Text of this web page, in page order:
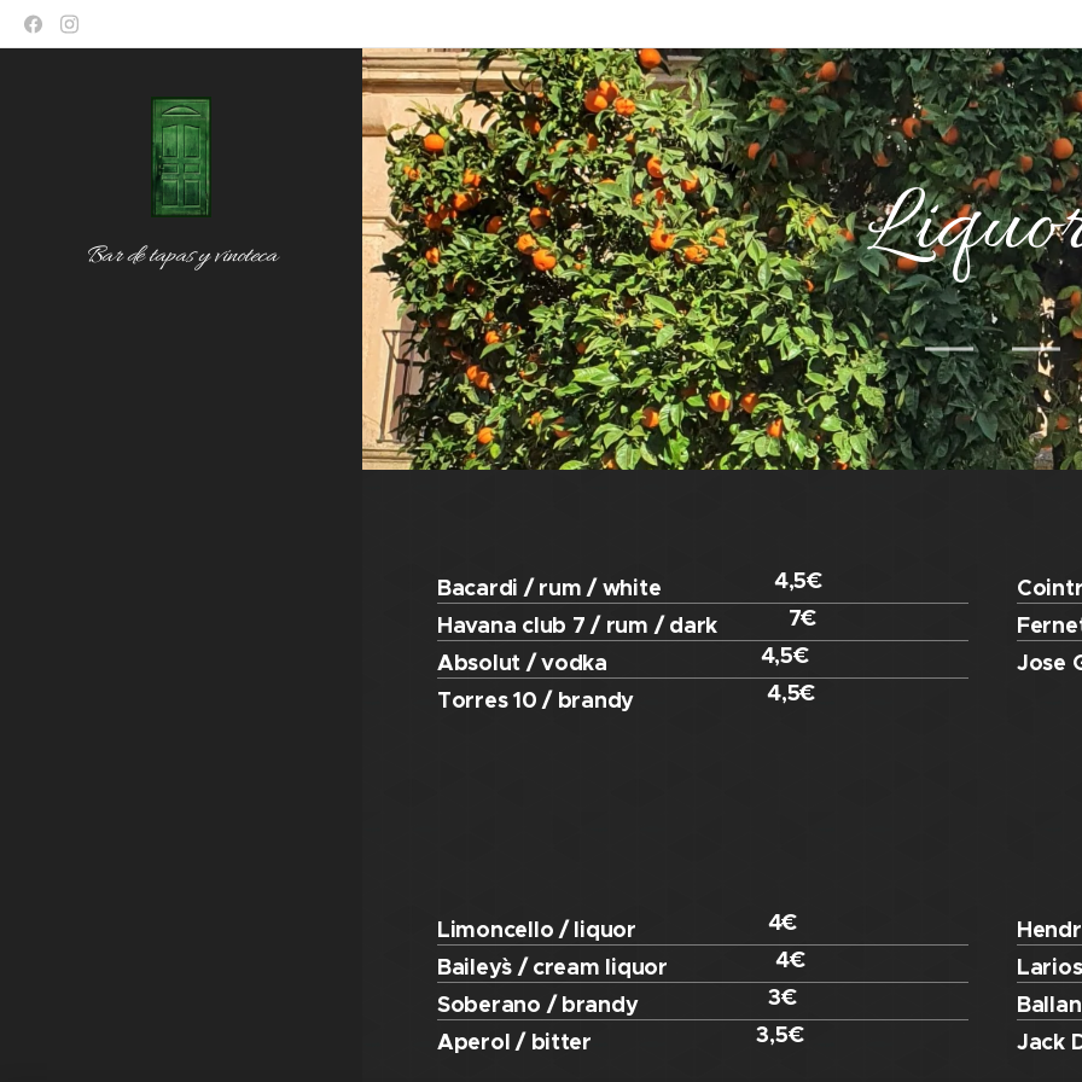
Bar de tapas y vinoteca
Bacardi / rum / white
4,5€
Havana club 7 / rum / dark
7€
Absolut / vodka
4,5€
Torres 10 / brandy
4,5€
Jose
Limoncello / liquor
4€
Bailey`s / cream liquor
4€
Soberano / brandy
3€
Aperol / bitter
3,5€
Jack